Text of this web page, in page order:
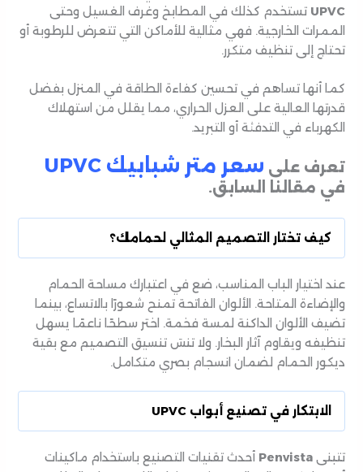
UPVC تستخدم كذلك في المطابخ وغرف الغسيل وحتى
الممرات الخارجية. فهي مثالية للأماكن التي تتعرض للرطوبة أو
تحتاج إلى تنظيف متكرر.
كما أنها تساهم في تحسين كفاءة الطاقة في المنزل بفضل
قدرتها العالية على العزل الحراري، مما يقلل من استهلاك
الكهرباء في التدفئة أو التبريد.
تعرف على سعر متر شبابيك UPVC
في مقالنا السابق.
كيف تختار التصميم المثالي لحمامك؟
عند اختيار الباب المناسب، ضع في اعتبارك مساحة الحمام
والإضاءة المتاحة. الألوان الفاتحة تمنح شعورًا بالاتساع، بينما
تضيف الألوان الداكنة لمسة فخمة. اختر سطحًا ناعمًا يسهل
تنظيفه ويقاوم آثار البخار. ولا تنسَ تنسيق التصميم مع بقية
ديكور الحمام لضمان انسجام بصري متكامل.
الابتكار في تصنيع أبواب UPVC
تتبنىPenvista أحدث تقنيات التصنيع باستخدام ماكينات